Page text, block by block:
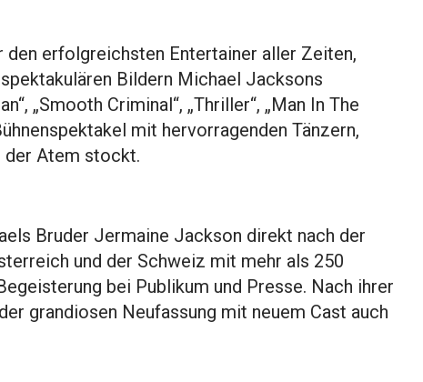
erfolgreichsten Entertainer aller Zeiten,
Bildern Michael Jacksons
„Smooth Criminal“, „Thriller“, „Man In The
mit hervorragenden Tänzern,
der Atem stockt.
Bruder Jermaine Jackson direkt nach der
und der Schweiz mit mehr als 250
bei Publikum und Presse. Nach ihrer
grandiosen Neufassung mit neuem Cast auch